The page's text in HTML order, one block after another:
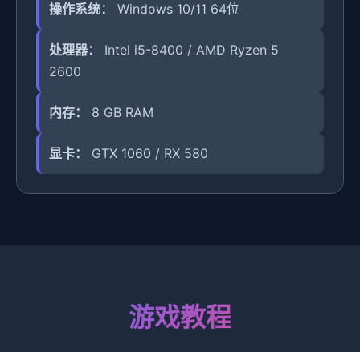
操作系统： Windows 10/11 64位
处理器：
Intel i5-8400 / AMD Ryzen 5
2600
内存： 8 GB RAM
显卡： GTX 1060 / RX 580
游戏教程